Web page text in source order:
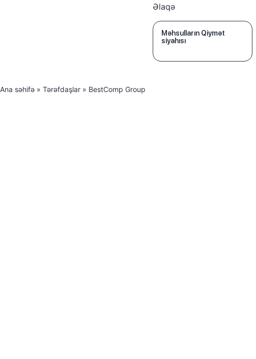
Əlaqə
Məhsulların Qiymət
siyahısı
Ana səhifə » Tərəfdaşlar » BestComp Group